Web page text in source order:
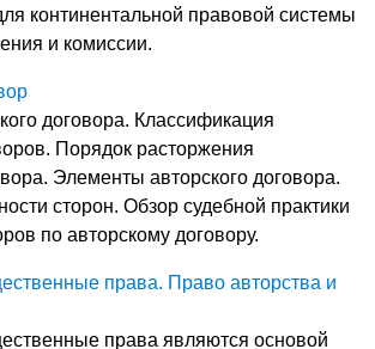
континентальной правовой системы
и комиссии.
договора. Классификация
Порядок расторжения
Элементы авторского договора.
сторон. Обзор судебной практики
по авторскому договору.
права. Право авторства и
права являются основой